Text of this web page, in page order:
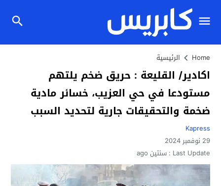
Home الرئيسية
اكادير/ القليعة : حريق ضخم يلتهم
مستودعا في حي العزيب، خسائر مادية
ضخمة والتحقيقات جارية لتحديد السبب
Kapress
29 نوفمبر 2024
Last Update : سنتين ago